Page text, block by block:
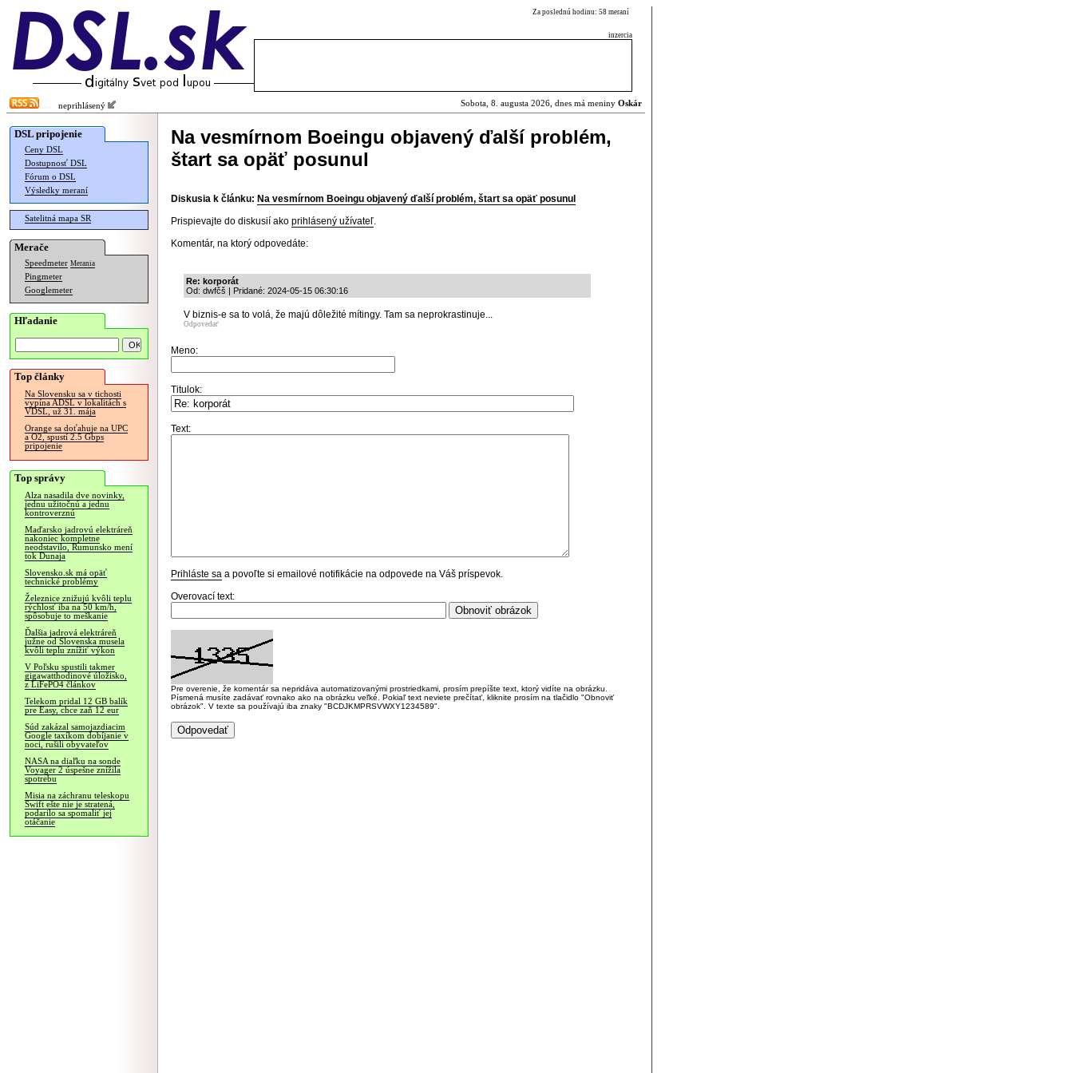
Za poslednú hodinu: 58 meraní
inzercia
neprihlásený Sobota, 8. augusta 2026, dnes má meniny Oskár
DSL pripojenie
Ceny DSL
Dostupnosť DSL
Fórum o DSL
Výsledky meraní
Satelitná mapa SR
Merače
Speedmeter Merania
Pingmeter
Googlemeter
Hľadanie
Top články
Na Slovensku sa v tichosti
vypína ADSL v lokalitách s
VDSL, už 31. mája
Orange sa doťahuje na UPC
a O2, spustí 2.5 Gbps
pripojenie
Top správy
Alza nasadila dve novinky,
jednu užitočnú a jednu
kontroverznú
Maďarsko jadrovú elektráreň
nakoniec kompletne
neodstavilo, Rumunsko mení
tok Dunaja
Slovensko.sk má opäť
technické problémy
Železnice znižujú kvôli teplu
rýchlosť iba na 50 km/h,
spôsobuje to meškanie
Ďalšia jadrová elektráreň
južne od Slovenska musela
kvôli teplu znížiť výkon
V Poľsku spustili takmer
gigawatthodinové úložisko,
z LiFePO4 článkov
Telekom pridal 12 GB balík
pre Easy, chce zaň 12 eur
Súd zakázal samojazdiacim
Google taxíkom dobíjanie v
noci, rušili obyvateľov
NASA na diaľku na sonde
Voyager 2 úspešne znížila
spotrebu
Misia na záchranu teleskopu
Swift ešte nie je stratená,
podarilo sa spomaliť jej
otáčanie
Na vesmírnom Boeingu objavený ďalší problém,
štart sa opäť posunul
Diskusia k článku: Na vesmírnom Boeingu objavený ďalší problém, štart sa opäť posunul
Prispievajte do diskusií ako prihlásený užívateľ.
Komentár, na ktorý odpovedáte:
Re: korporát
Od: dwfčš | Pridané: 2024-05-15 06:30:16
V biznis-e sa to volá, že majú dôležité mítingy. Tam sa neprokrastinuje...
Odpovedať
Meno:
Titulok:
Text:
Prihláste sa a povoľte si emailové notifikácie na odpovede na Váš príspevok.
Overovací text:
Pre overenie, že komentár sa nepridáva automatizovanými prostriedkami, prosím prepíšte text, ktorý vidíte na obrázku.
Písmená musíte zadávať rovnako ako na obrázku veľké. Pokiaľ text neviete prečítať, kliknite prosím na tlačidlo "Obnoviť
obrázok". V texte sa používajú iba znaky "BCDJKMPRSVWXY1234589".